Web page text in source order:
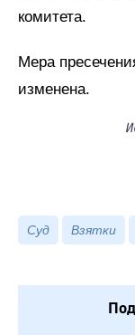
комитета.
Мера
изменена.
Суд Взятки